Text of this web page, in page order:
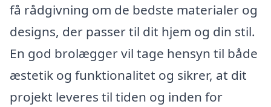
få rådgivning om de bedste materialer og
designs, der passer til dit hjem og din stil.
En god brolægger vil tage hensyn til både
æstetik og funktionalitet og sikrer, at dit
projekt leveres til tiden og inden for